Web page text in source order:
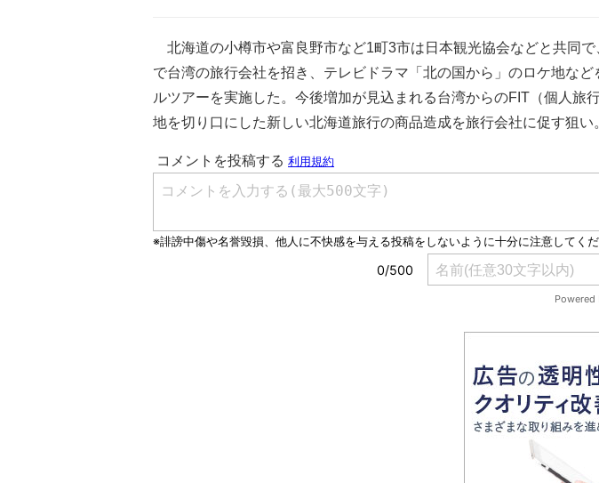
北海道の小樽市や富良野市など1町3市は日本観光協会などと共同で
で台湾の旅行会社を招き、テレビドラマ「北の国から」のロケ地な
ルツアーを実施した。今後増加が見込まれる台湾からのFIT（個人旅
地を切り口にした新しい北海道旅行の商品造成を旅行会社に促す狙い